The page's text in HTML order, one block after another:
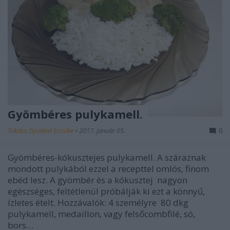
Gyömbéres pulykamell.
Takács Gyuláné Erzsike • 2017. január 05. 0
Gyömbéres-kókusztejes pulykamell. A száraznak
mondott pulykából ezzel a recepttel omlós, finom
ebéd lesz. A gyömbér és a kókusztej nagyon
egészséges, feltétlenül próbálják ki ezt a könnyű,
ízletes ételt. Hozzávalók: 4 személyre 80 dkg
pulykamell, medaillon, vagy felsőcombfilé, só,
bors…